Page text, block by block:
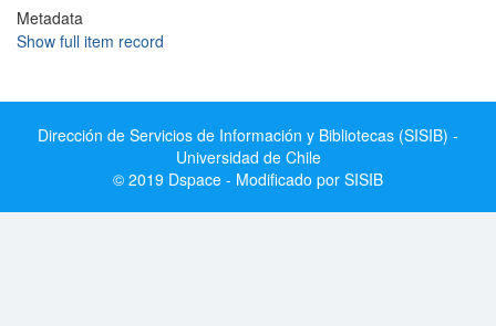
Metadata
Show full item record
Dirección de Servicios de Información y Bibliotecas (SISIB) -
Universidad de Chile
© 2019 Dspace - Modificado por SISIB